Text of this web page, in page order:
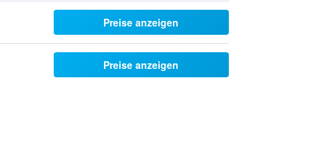
Preise anzeigen
Preise anzeigen